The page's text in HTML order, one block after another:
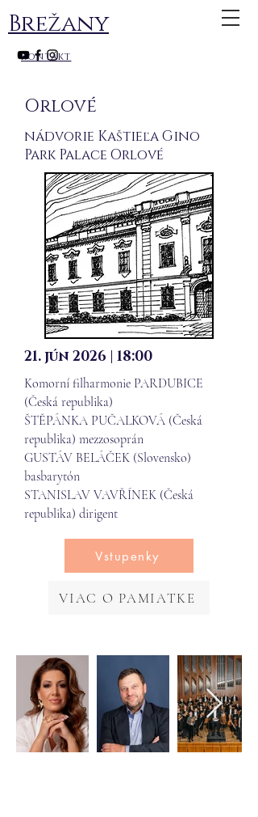
kontakt
Brežany
Orlové
nádvorie Kaštieľa Gino
Park Palace Orlové
21. jún 2026 | 18:00
Komorní filharmonie PARDUBICE
(Česká republika)
ŠTĚPÁNKA PUČALKOVÁ (Česká
republika) mezzosoprán
GUSTÁV BELÁČEK (Slovensko)
basbarytón
STANISLAV VAVŘÍNEK (Česká
republika) dirigent
Vstupenky
VIAC O PAMIATKE